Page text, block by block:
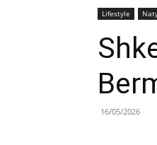
Lifestyle
16/05/2026